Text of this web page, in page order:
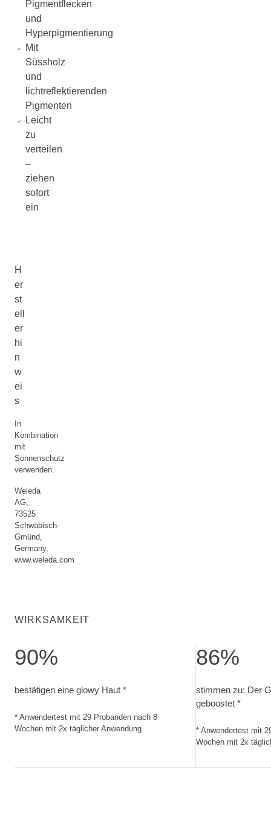
Pigmentflecken
und
Hyperpigmentierung
Mit
Süssholz
und
lichtreflektierenden
Pigmenten
Leicht
zu
verteilen
–
ziehen
sofort
ein
H
er
st
ell
er
hi
n
w
ei
s
In
Kombination
mit
Sonnenschutz
verwenden.
Weleda
AG,
73525
Schwäbisch-
Gmünd,
Germany,
www.weleda.com
WIRKSAMKEIT
90%
bestätigen eine glowy Haut *
* Anwendertest mit 29 Probanden nach 8
Wochen mit 2x täglicher Anwendung
86%
stimmen zu: Der
geboostet *
* Anwendertest mit
Wochen mit 2x